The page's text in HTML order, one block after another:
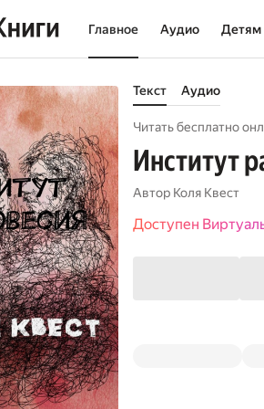
Главное Аудио Детям
Текст Аудио
Читать бесплатно
Институт
Автор Коля Квест
Доступен